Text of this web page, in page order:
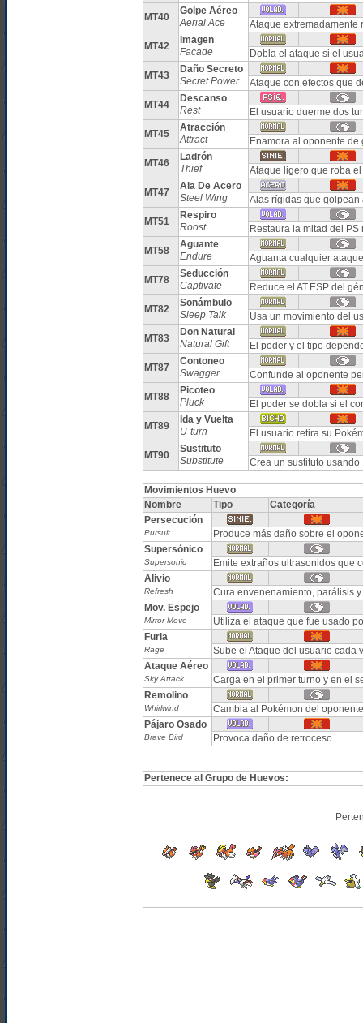
MT40
Golpe Aéreo
Aerial Ace
Ataque extremadamente
MT42
Imagen
Facade
Dobla el ataque si el
MT43
Daño Secreto
Secret Power
Ataque con efectos que
MT44
Descanso
Rest
El usuario duerme dos
MT45
Atracción
Attract
Enamora al oponente
MT46
Ladrón
Thief
Ataque ligero que roba
MT47
Ala De Acero
Steel Wing
Alas rígidas que golpean
MT51
Respiro
Roost
Restaura la mitad del PS
MT58
Aguante
Endure
Aguanta cualquier
MT78
Seducción
Captivate
Reduce el AT.ESP del
MT82
Sonámbulo
Sleep Talk
Usa un movimiento del
MT83
Don Natural
Natural Gift
El poder y el tipo
MT87
Contoneo
Swagger
Confunde al oponente
MT88
Picoteo
Pluck
El poder se dobla si el
MT89
Ida y Vuelta
U-turn
El usuario retira su
MT90
Sustituto
Substitute
Crea un sustituto
Movimientos Huevo
Nombre
Tipo
Categoría
Persecución
Pursuit
Produce más daño sobre el
Supersónico
Supersonic
Emite extraños ultrasonidos que
Alivio
Refresh
Cura envenenamiento, parálisis
Mov. Espejo
Mirror Move
Utiliza el ataque que fue usado
Furia
Rage
Sube el Ataque del usuario cada
Ataque Aéreo
Sky Attack
Carga en el primer turno y en el
Remolino
Whirlwind
Cambia al Pokémon del
Pájaro Osado
Brave Bird Provoca daño de retroceso.
Pertenece al Grupo de Huevos: